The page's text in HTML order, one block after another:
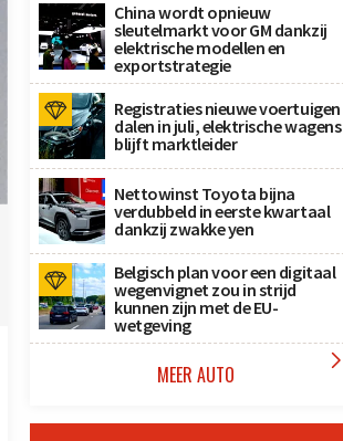
China wordt opnieuw
sleutelmarkt voor GM dankzij
elektrische modellen en
exportstrategie
Registraties nieuwe voertuigen
dalen in juli, elektrische wagens
blijft marktleider
Nettowinst Toyota bijna
verdubbeld in eerste kwartaal
dankzij zwakke yen
Belgisch plan voor een digitaal
wegenvignet zou in strijd
kunnen zijn met de EU-
wetgeving
MEER AUTO 